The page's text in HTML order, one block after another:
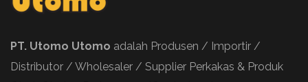
PT. Utomo Utomo adalah Produsen / Importir /
Distributor / Wholesaler / Supplier Perkakas & Produk